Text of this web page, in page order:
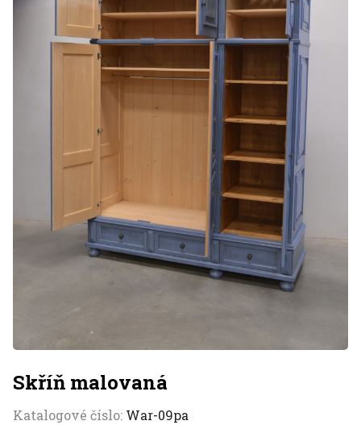
Skříň malovaná
Katalogové číslo: War-09pa